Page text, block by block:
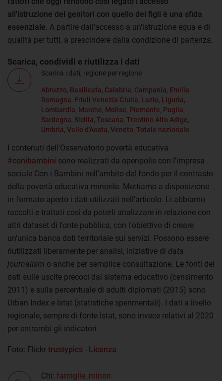
all'istruzione dei genitori con quello dei figli è una sfida
essenziale. A partire dall'accesso a un'istruzione equa e di
qualità per tutti, a prescindere dalla condizione di partenza.
Scarica, condividi e riutilizza i dati
Scarica i dati, regione per regione
Abruzzo Basilicata Calabria Campania Emilia
Romagna Friuli Venezia Giulia Lazio Liguria
Lombardia Marche Molise Piemonte Puglia
Sardegna Sicilia Toscana Trentino Alto Adige
Umbria Valle d'Aosta Veneto Totale nazionale
I contenuti dell'Osservatorio povertà educativa
#conibambini sono realizzati da openpolis con l'impresa
sociale Con i Bambini nell'ambito del fondo per il contrasto
della povertà educativa minorile. Mettiamo a disposizione
in formato aperto i dati utilizzati nell'articolo. Li abbiamo
raccolti e trattati così da poterli analizzare in relazione con
altri dataset di fonte pubblica, con l'obiettivo di creare
un'unica banca dati territoriale sui servizi. Possono essere
riutilizzati liberamente per analisi, iniziative di data
journalism o anche per semplice consultazione. Le fonti dei
dati sulle uscite precoci dal sistema educativo (censimento
2011) e sulla percentuale di adulti diplomati (2015) sono
Urban Index e Istat (statistiche sperimentali). I dati a livello
regionale, sempre di fonte Istat, sono invece relativi al 2020
per entrambi gli indicatori.
Foto: Flickr trustypics - Licenza
Chi: famiglie, minori